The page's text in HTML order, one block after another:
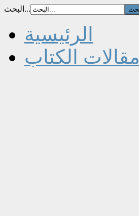
البحث...
الرئيسية
مقالات الكتاب